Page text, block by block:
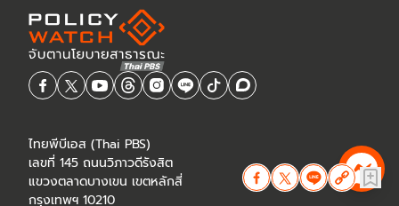
ไทยพีบีเอส (Thai PBS)
เลขที่ 145 ถนนวิภาวดีรังสิต
แขวงตลาดบางเขน เขตหลักสี่
กรุงเทพฯ 10210